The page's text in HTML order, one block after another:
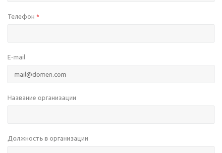
Телефон *
E-mail
Название организации
Должность в организации